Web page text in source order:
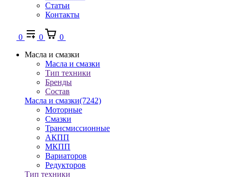
Статьи
Контакты
0 0
0
Масла и смазки
Масла и смазки
Тип техники
Бренды
Состав
Масла и смазки(7242)
Моторные
Смазки
Трансмиссионные
АКПП
МКПП
Вариаторов
Редукторов
Тип техники